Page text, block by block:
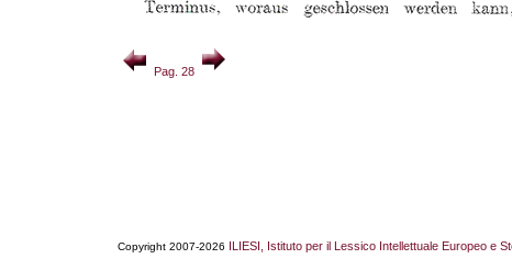
Pag. 28
Copyright 2007-2026 ILIESI, Istituto per il Lessico Intellettuale Europeo e